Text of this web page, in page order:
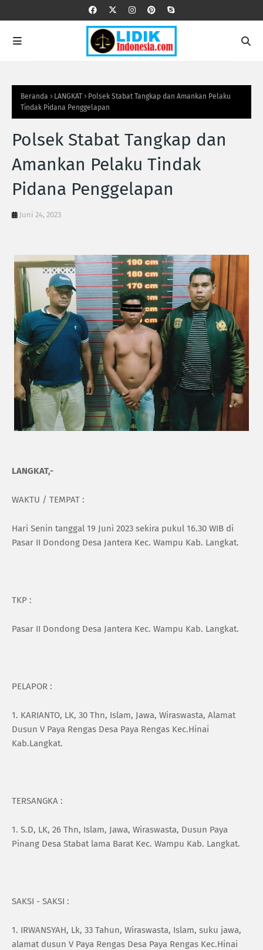
Beranda LANGKAT
Polsek Stabat Tangkap dan Amankan Pelaku
Tindak Pidana Penggelapan
Polsek Stabat Tangkap dan
Amankan Pelaku Tindak
Pidana Penggelapan
Juni 24, 2023
LANGKAT,-
WAKTU / TEMPAT :
Hari Senin tanggal 19 Juni 2023 sekira pukul 16.30 WIB di
Pasar II Dondong Desa Jantera Kec. Wampu Kab. Langkat.
TKP :
Pasar II Dondong Desa Jantera Kec. Wampu Kab. Langkat.
PELAPOR :
1. KARIANTO, LK, 30 Thn, Islam, Jawa, Wiraswasta, Alamat
Dusun V Paya Rengas Desa Paya Rengas Kec.Hinai
Kab.Langkat.
TERSANGKA :
1. S.D, LK, 26 Thn, Islam, Jawa, Wiraswasta, Dusun Paya
Pinang Desa Stabat lama Barat Kec. Wampu Kab. Langkat.
SAKSI - SAKSI :
1. IRWANSYAH, Lk, 33 Tahun, Wiraswasta, Islam, suku jawa,
alamat dusun V Paya Rengas Desa Paya Rengas Kec.Hinai